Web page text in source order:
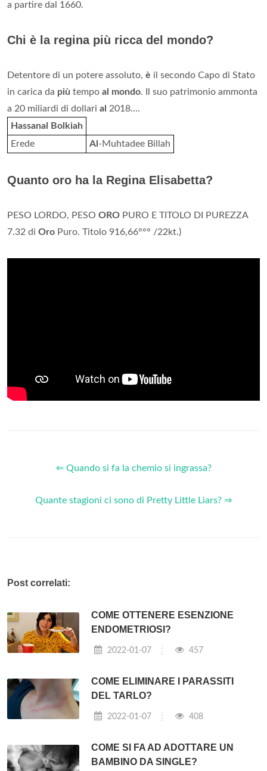
a partire dal 1660.
Chi è la regina più ricca del mondo?
Detentore di un potere assoluto, è il secondo Capo di Stato
in carica da più tempo al mondo. Il suo patrimonio ammonta
a 20 miliardi di dollari al 2018....
Hassanal Bolkiah
Erede
Al -Muhtadee Billah
Quanto oro ha la Regina Elisabetta?
PESO LORDO, PESO ORO PURO E TITOLO DI PUREZZA
7.32 di Oro Puro. Titolo 916,66°°° /22kt.)
⇐ Quando si fa la chemio si ingrassa?
Quante stagioni ci sono di Pretty Little Liars? ⇒
Post correlati:
COME OTTENERE ESENZIONE
ENDOMETRIOSI?
2022-01-07 457
COME ELIMINARE I PARASSITI
DEL TARLO?
2022-01-07 408
COME SI FA AD ADOTTARE UN
BAMBINO DA SINGLE?